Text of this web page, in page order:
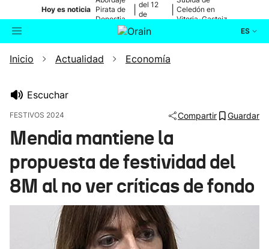
Hoy es noticia Pirata de
Donostia
del 12
de
Celedón en
Vitoria-Gasteiz
ES
Buscador Actualidad
Ikusmiran
Eguraldia
Inicio Actualidad Economía
Escuchar
FESTIVOS 2024 Compartir Guardar
Mendia mantiene la
propuesta de festividad del
8M al no ver críticas de fondo